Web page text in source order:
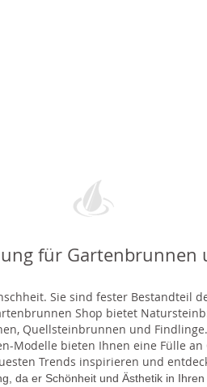
für Gartenbrunnen
Sie sind fester Bestandteil
Shop bietet
Quellsteinbrunnen und
Modelle bieten Ihnen eine Fülle an
Trends inspirieren und
da er Schönheit und Ästhetik in